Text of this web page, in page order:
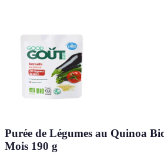
Purée de Légumes au Quinoa
Mois 190 g